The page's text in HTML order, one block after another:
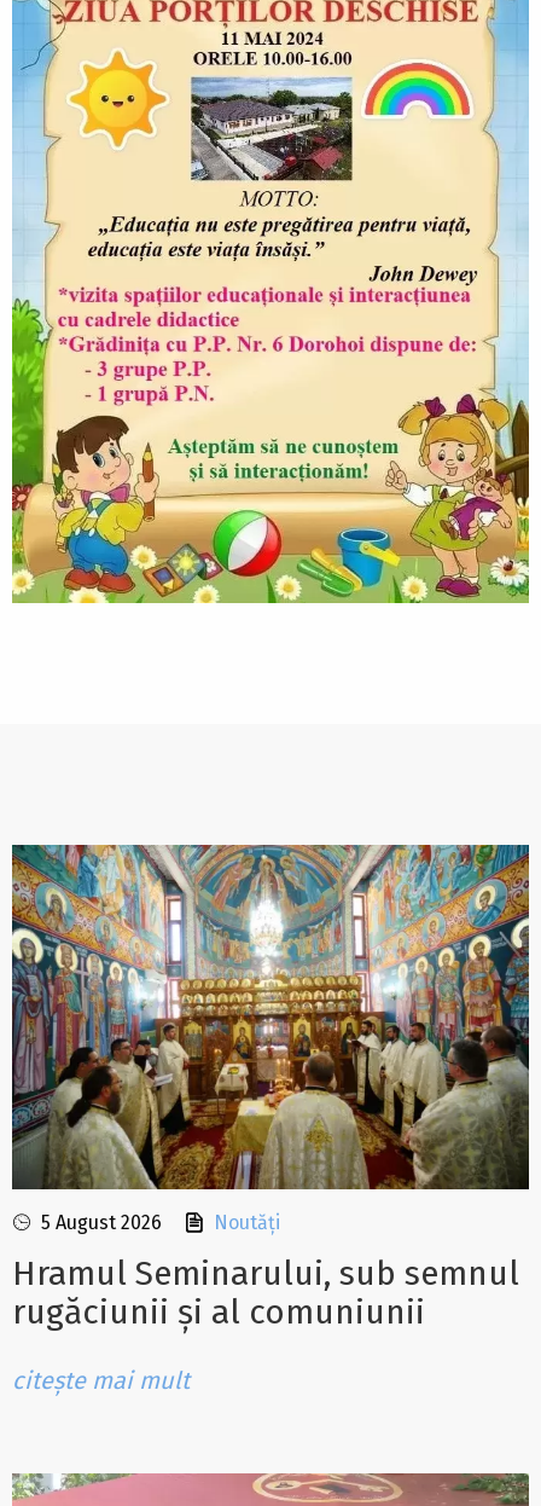
5 August 2026 Noutăți
Hramul Seminarului, sub semnul
rugăciunii și al comuniunii
citește mai mult